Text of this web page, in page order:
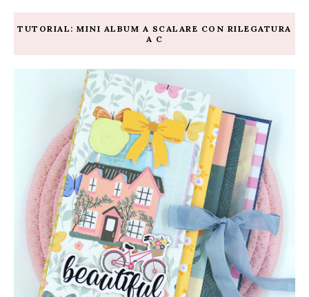
TUTORIAL: MINI ALBUM A SCALARE CON RILEGATURA
A C